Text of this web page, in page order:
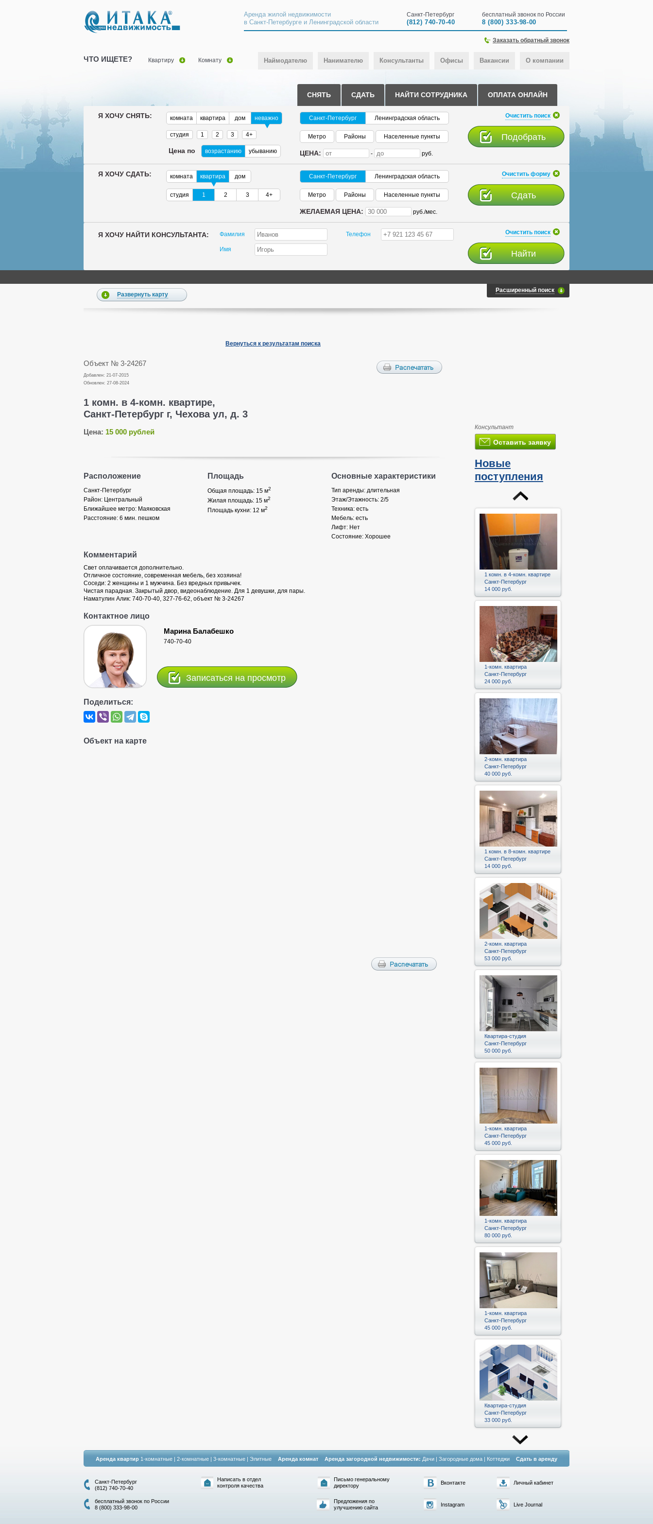
Аренда жилой недвижимости
в Санкт-Петербурге и Ленинградской области
Санкт-Петербург
(812) 740-70-40
бесплатный звонок по России
8 (800) 333-98-00
Заказать обратный звонок
ЧТО ИЩЕТЕ? Квартиру Комнату Наймодателю Нанимателю Консультанты Офисы Вакансии О компании
СНЯТЬ СДАТЬ НАЙТИ СОТРУДНИКА ОПЛАТА ОНЛАЙН
Я ХОЧУ СНЯТЬ: комната квартира дом неважно
студия 1 2 3 4+
Цена по возрастанию убыванию
Санкт-Петербург Ленинградская область
Метро Районы Населенные пункты
ЦЕНА: - руб.
Очистить поиск
Я ХОЧУ СДАТЬ: комната квартира дом
студия 1 2 3 4+
Санкт-Петербург Ленинградская область
Метро Районы Населенные пункты
ЖЕЛАЕМАЯ ЦЕНА: руб./мес.
Очистить форму
Я ХОЧУ НАЙТИ КОНСУЛЬТАНТА: Фамилия
Имя
Телефон Очистить поиск
Расширенный поиск
Развернуть карту
Вернуться к результатам поиска
Объект № 3-24267
Добавлен: 21-07-2015
Обновлен: 27-08-2024
1 комн. в 4-комн. квартире,
Санкт-Петербург г, Чехова ул, д. 3
Цена: 15 000 рублей
Расположение
Санкт-Петербург
Район: Центральный
Ближайшее метро: Маяковская
Расстояние: 6 мин. пешком
Площадь
Общая площадь: 15 м2
Жилая площадь: 15 м2
Площадь кухни: 12 м2
Основные характеристики
Тип аренды: длительная
Этаж/Этажность: 2/5
Техника: есть
Мебель: есть
Лифт: Нет
Состояние: Хорошее
Комментарий
Свет оплачивается дополнительно.
Отличное состояние, современная мебель, без хозяина!
Соседи: 2 женщины и 1 мужчина. Без вредных привычек.
Чистая парадная. Закрытый двор, видеонаблюдение. Для 1 девушки, для пары.
Наматулин Алик: 740-70-40, 327-76-62, объект № 3-24267
Контактное лицо
Марина Балабешко
740-70-40
Записаться на просмотр
Поделиться:
Объект на карте
Консультант
Оставить заявку
Новые
поступления
1 комн. в 4-комн. квартире
Санкт-Петербург
14 000 руб.
1-комн. квартира
Санкт-Петербург
24 000 руб.
2-комн. квартира
Санкт-Петербург
40 000 руб.
1 комн. в 8-комн. квартире
Санкт-Петербург
14 000 руб.
2-комн. квартира
Санкт-Петербург
53 000 руб.
Квартира-студия
Санкт-Петербург
50 000 руб.
1-комн. квартира
Санкт-Петербург
45 000 руб.
1-комн. квартира
Санкт-Петербург
80 000 руб.
1-комн. квартира
Санкт-Петербург
45 000 руб.
Квартира-студия
Санкт-Петербург
33 000 руб.
Аренда квартир 1-комнатные | 2-комнатные | 3-комнатные | Элитные Аренда комнат Аренда загородной недвижимости: Дачи | Загородные дома | Коттеджи Сдать в аренду
Санкт-Петербург
(812) 740-70-40
бесплатный звонок по России
8 (800) 333-98-00
Написать в отдел
контроля качества
Письмо генеральному
директору
Предложения по
улучшению сайта
Вконтакте
Instagram
Личный кабинет
Live Journal